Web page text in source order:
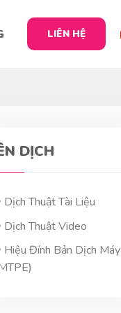
LIÊN HỆ
DỊCH
Dịch Thuật Tài Liệu
Dịch Thuật Video
Hiệu Đính Bản Dịch Máy